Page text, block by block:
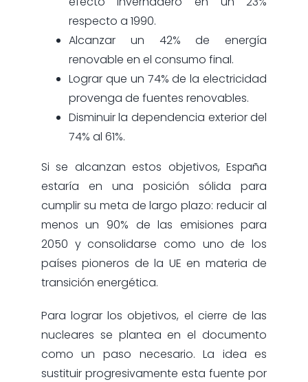
respecto a 1990.
Alcanzar un 42% de energía
renovable en el consumo final.
Lograr que un 74% de la electricidad
provenga de fuentes renovables.
Disminuir la dependencia exterior del
74% al 61%.
Si se alcanzan estos objetivos, España
estaría en una posición sólida para
cumplir su meta de largo plazo: reducir al
menos un 90% de las emisiones para
2050 y consolidarse como uno de los
países pioneros de la UE en materia de
transición energética.
Para lograr los objetivos, el cierre de las
nucleares se plantea en el documento
como un paso necesario. La idea es
sustituir progresivamente esta fuente por